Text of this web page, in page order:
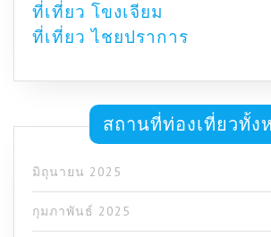
ที่เที่ยว โขงเจียม
ที่เที่ยว ไชยปราการ
สถานที่ท่องเที่ยวทั้ง
มิถุนายน 2025
กุมภาพันธ์ 2025